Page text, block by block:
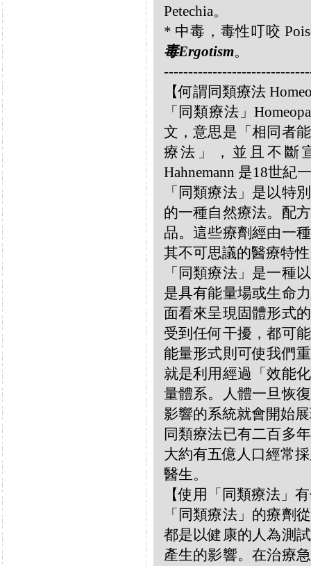
Petechia。
* 中毒，毒性叮咬
毒Ergotism。
【何謂同類療法
「同類療法」
文，意思是「相同者
療法」，並且不斷
Hahnemann 是18世紀
「同類療法」是以特
的一種自然療法。配
品。這些療劑經由一
其不可思議的醫療特
「同類療法」是一種
是具有能量場或生命
面看來呈現固體形式
受到任何干擾，都可
能量形式則可使我們
就是利用經過「效能
量體系。人體一旦恢
影響的系統就會開始
同類療法已有二百多
大約有五億人口經常
醫生。
【使用「同類療法」
「同類療法」的療劑
都是以健康的人為測
產生的影響。在治療